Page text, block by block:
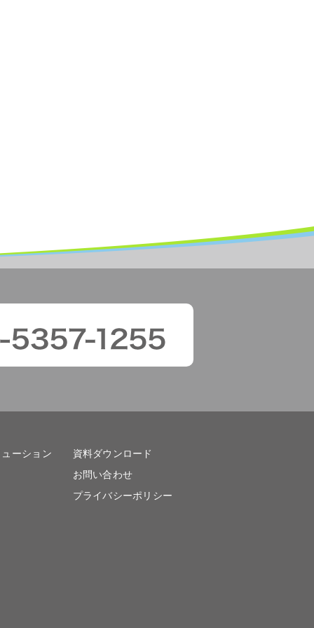
ーション
資料ダウンロード
お問い合わせ
プライバシーポリシー